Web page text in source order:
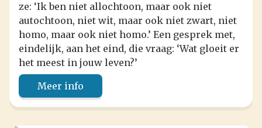
ze: ‘Ik ben niet allochtoon, maar ook niet
autochtoon, niet wit, maar ook niet zwart, niet
homo, maar ook niet homo.’ Een gesprek met,
eindelijk, aan het eind, die vraag: ‘Wat gloeit er
het meest in jouw leven?’
Meer info